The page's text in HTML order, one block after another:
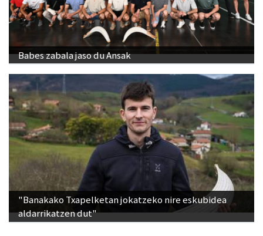
Babes zabala jaso du Ansak
"Banakako Txapelketan jokatzeko nire eskubidea
aldarrikatzen dut"